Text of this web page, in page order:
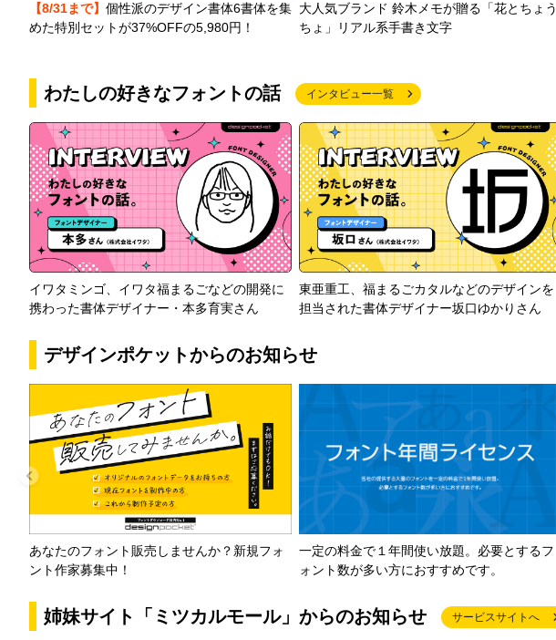
【8/31まで】 個性派のデザイン書体6書体を集
めた特別セットが37%OFFの5,980円！
大人気ブランド 鈴木メモが贈る「花とちょう
ちょ」リアル系手書き文字
わたしの好きなフォントの話 インタビュー一覧
イワタミンゴ、イワタ福まるごなどの開発に
携わった書体デザイナー・本多育実さん
東亜重工、福まるごカタルなどのデザインを
担当された書体デザイナー坂口ゆかりさん
デザインポケットからのお知らせ
あなたのフォント販売しませんか？新規フォ
ント作家募集中！
一定の料金で１年間使い放題。必要とするフ
ォント数が多い方におすすめです。
姉妹サイト「ミツカルモール」からのお知らせ サービスサイトへ